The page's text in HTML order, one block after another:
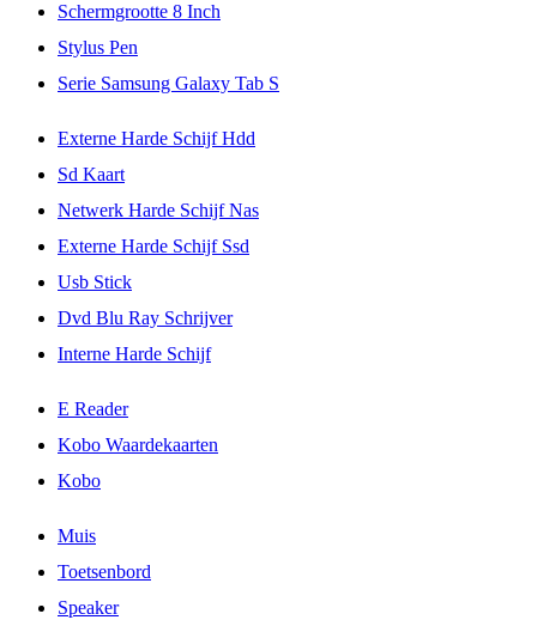
Schermgrootte 8 Inch
Stylus Pen
Serie Samsung Galaxy Tab S
Externe Harde Schijf Hdd
Sd Kaart
Netwerk Harde Schijf Nas
Externe Harde Schijf Ssd
Usb Stick
Dvd Blu Ray Schrijver
Interne Harde Schijf
E Reader
Kobo Waardekaarten
Kobo
Muis
Toetsenbord
Speaker